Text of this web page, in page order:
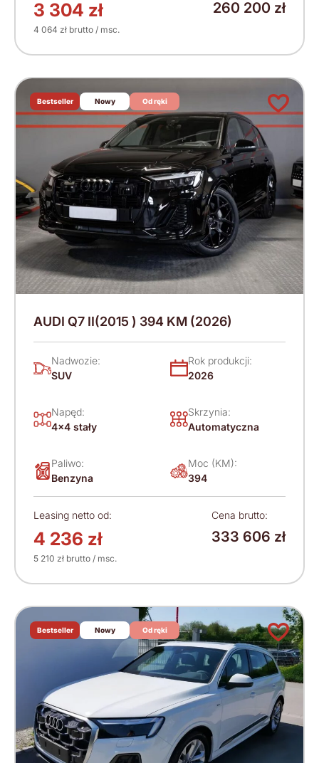
3 304 zł
4 064 zł brutto / msc.
260 200 zł
Bestseller Nowy Od ręki
AUDI Q7 II(2015 ) 394 KM (2026)
Nadwozie:
SUV
Rok produkcji:
2026
Napęd:
4x4 stały
Skrzynia:
Automatyczna
Paliwo:
Benzyna
Moc (KM):
394
Leasing netto od:
4 236 zł
5 210 zł brutto / msc.
Cena brutto:
333 606 zł
Bestseller Nowy Od ręki